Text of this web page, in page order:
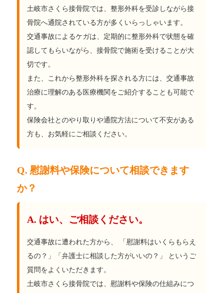
土岐市さくら接骨院では、整形外科を受診しながら接
骨院へ通院されている方が多くいらっしゃいます。
交通事故によるケガは、定期的に整形外科で状態を確
認してもらいながら、接骨院で施術を受けることが大
切です。
また、これから整形外科を探される方には、交通事故
治療に理解のある医療機関をご紹介することも可能で
す。
保険会社とのやり取りや通院方法について不安がある
方も、お気軽にご相談ください。
Q. 慰謝料や保険について相談できます
か？
A. はい、ご相談ください。
交通事故に遭われた方から、 「慰謝料はいくらもらえ
るの？」「弁護士に相談した方がいいの？」 というご
質問をよくいただきます。
土岐市さくら接骨院では、慰謝料や保険の仕組みにつ